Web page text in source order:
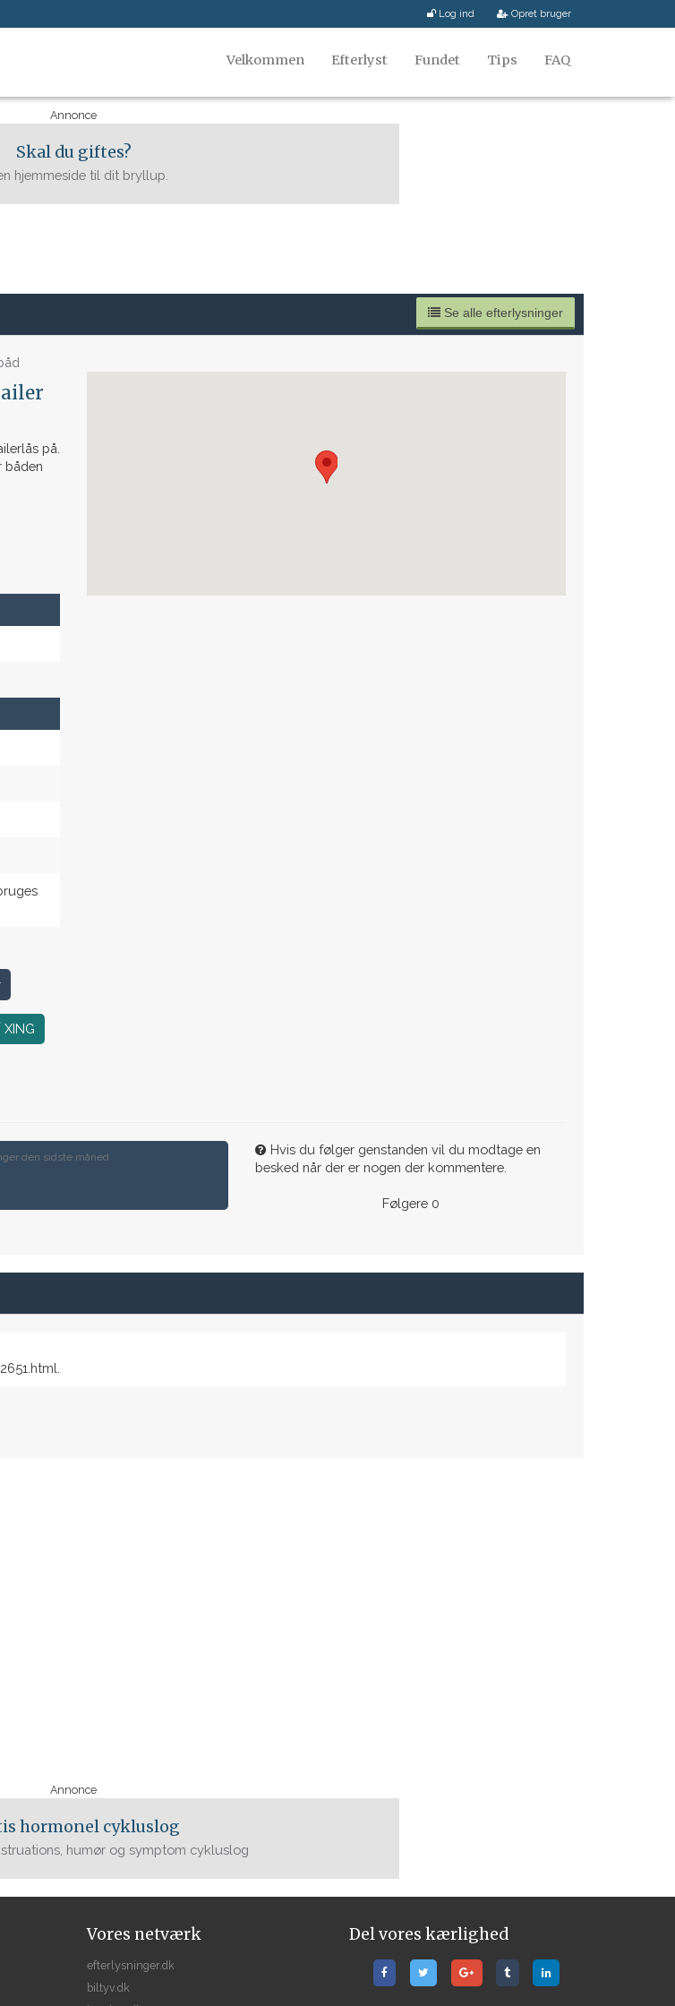
Log ind Opret bruger
Velkommen Efterlyst Fundet Tips FAQ
Annonce
Skal du giftes?
hjemmeside til dit bryllup.
Se alle efterlysninger
på.
båden
XING
den sidste måned
Hvis du følger genstanden vil du modtage en
besked når der er nogen der kommentere.
Følgere 0
Annonce
hormonel cykluslog
humør og symptom cykluslog
Vores netværk
efterlysninger.dk
biltyv.dk
Del vores kærlighed